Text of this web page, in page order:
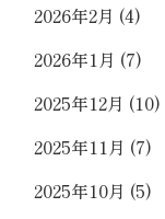
2026年2月 (4)
2026年1月 (7)
2025年12月 (10)
2025年11月 (7)
2025年10月 (5)